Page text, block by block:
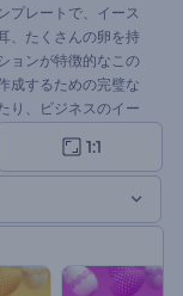
プレートで、イース
、たくさんの卵を持
ョンが特徴的なこの
成するための完璧な
り、ビジネスのイー
・イベントに招待
きます。メッセージ
加すれば、数分で世
、今すぐ作成して、
1:1